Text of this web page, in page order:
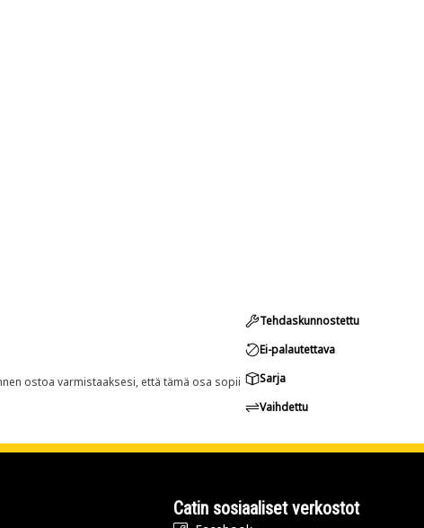
ostoa varmistaaksesi, että tämä osa sopii
Tehdaskunnostettu
Ei-palautettava
Sarja
Vaihdettu
Catin sosiaaliset verkostot